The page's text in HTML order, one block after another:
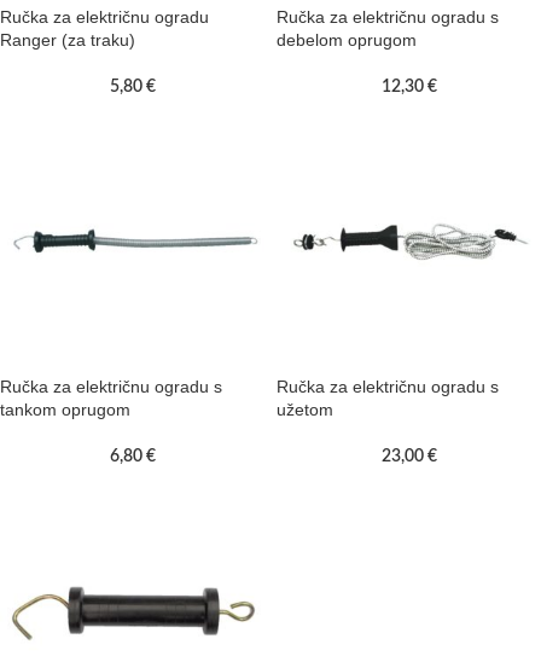
Ručka za električnu ogradu
Ranger (za traku)
5,80 €
Ručka za električnu ogradu s
debelom oprugom
12,30 €
Ručka za električnu ogradu s
tankom oprugom
6,80 €
Ručka za električnu ogradu s
užetom
23,00 €